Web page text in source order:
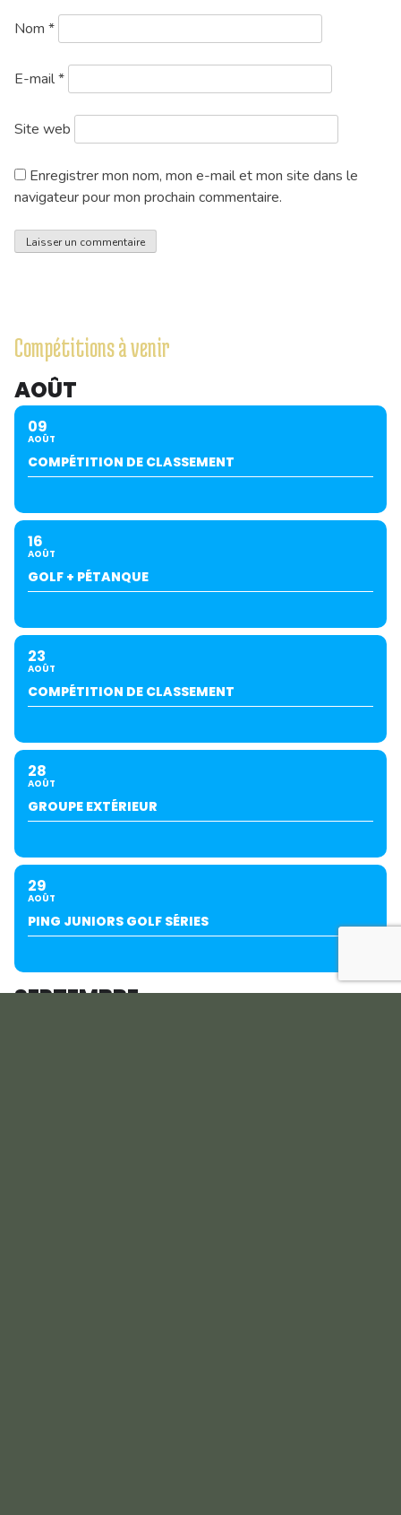
Nom *
E-mail*
Site web
Enregistrer mon nom, mon e-mail et mon site dans le
navigateur pour mon prochain commentaire.
Compétitions à venir
AOÛT
09
AOÛT
COMPÉTITION DE CLASSEMENT
16
AOÛT
GOLF + PÉTANQUE
23
AOÛT
COMPÉTITION DE CLASSEMENT
28
AOÛT
GROUPE EXTÉRIEUR
29
AOÛT
PING JUNIORS GOLF SÉRIES
SEPTEMBRE